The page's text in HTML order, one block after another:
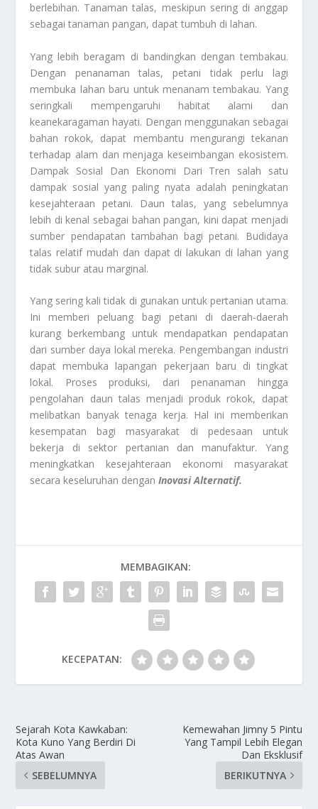
berlebihan. Tanaman talas, meskipun sering di anggap
sebagai tanaman pangan, dapat tumbuh di lahan.
Yang lebih beragam di bandingkan dengan tembakau.
Dengan penanaman talas, petani tidak perlu lagi
membuka lahan baru untuk menanam tembakau. Yang
seringkali mempengaruhi habitat alami dan
keanekaragaman hayati. Dengan menggunakan sebagai
bahan rokok, dapat membantu mengurangi tekanan
terhadap alam dan menjaga keseimbangan ekosistem.
Dampak Sosial Dan Ekonomi Dari Tren salah satu
dampak sosial yang paling nyata adalah peningkatan
kesejahteraan petani. Daun talas, yang sebelumnya
lebih di kenal sebagai bahan pangan, kini dapat menjadi
sumber pendapatan tambahan bagi petani. Budidaya
talas relatif mudah dan dapat di lakukan di lahan yang
tidak subur atau marginal.
Yang sering kali tidak di gunakan untuk pertanian utama.
Ini memberi peluang bagi petani di daerah-daerah
kurang berkembang untuk mendapatkan pendapatan
dari sumber daya lokal mereka. Pengembangan industri
dapat membuka lapangan pekerjaan baru di tingkat
lokal. Proses produksi, dari penanaman hingga
pengolahan daun talas menjadi produk rokok, dapat
melibatkan banyak tenaga kerja. Hal ini memberikan
kesempatan bagi masyarakat di pedesaan untuk
bekerja di sektor pertanian dan manufaktur. Yang
meningkatkan kesejahteraan ekonomi masyarakat
secara keseluruhan denganInovasi Alternatif.
MEMBAGIKAN:
KECEPATAN:
Sejarah Kota Kawkaban:
Kota Kuno Yang Berdiri Di
Atas Awan
SEBELUMNYA
Kemewahan Jimny 5 Pintu
Yang Tampil Lebih Elegan
Dan Eksklusif
BERIKUTNYA